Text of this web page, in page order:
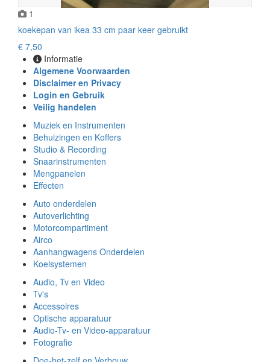
1
koekepan van ikea 33 cm paar keer gebruikt
€ 7,50
Informatie
Algemene Voorwaarden
Disclaimer en Privacy
Login en Gebruik
Veilig handelen
Muziek en Instrumenten
Behuizingen en Koffers
Studio & Recording
Snaarinstrumenten
Mengpanelen
Effecten
Auto onderdelen
Autoverlichting
Motorcompartiment
Airco
Aanhangwagens Onderdelen
Koelsystemen
Audio, Tv en Video
Tv's
Accessoires
Optische apparatuur
Audio-Tv- en Video-apparatuur
Fotografie